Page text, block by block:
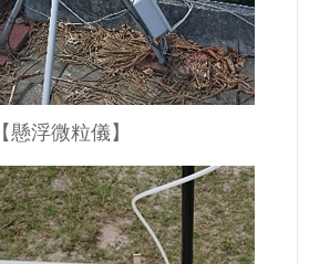
【懸浮微粒儀】